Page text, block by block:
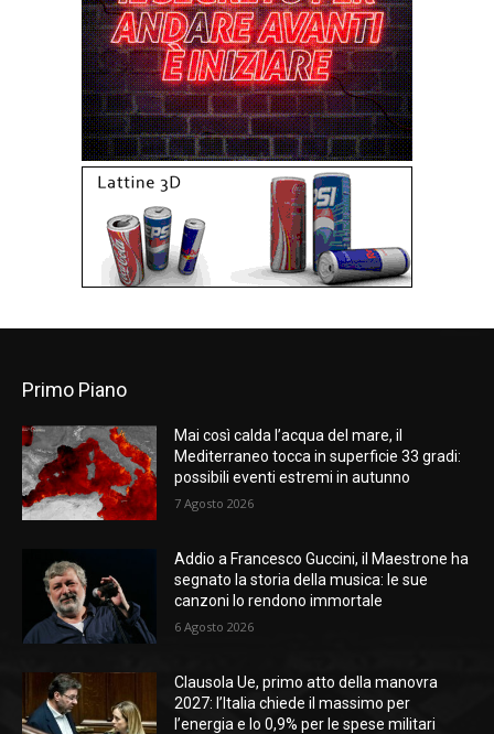
Primo Piano
Mai così calda l’acqua del mare, il
Mediterraneo tocca in superficie 33 gradi:
possibili eventi estremi in autunno
7 Agosto 2026
Addio a Francesco Guccini, il Maestrone ha
segnato la storia della musica: le sue
canzoni lo rendono immortale
6 Agosto 2026
Clausola Ue, primo atto della manovra
2027: l’Italia chiede il massimo per
l’energia e lo 0,9% per le spese militari